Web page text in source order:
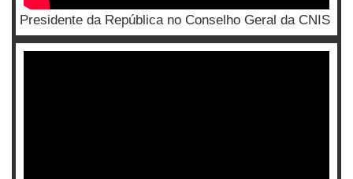
Presidente da República no Conselho Geral da CNIS